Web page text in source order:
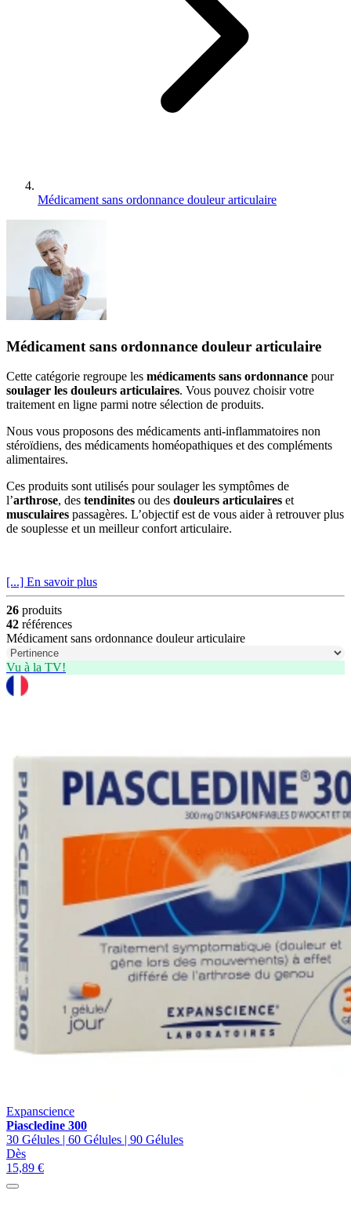
Médicament sans ordonnance douleur articulaire
Médicament sans ordonnance douleur articulaire
Cette catégorie regroupe les médicaments sans ordonnance pour
soulager les douleurs articulaires. Vous pouvez choisir votre
traitement en ligne parmi notre sélection de produits.
Nous vous proposons des médicaments anti-inflammatoires non
stéroïdiens, des médicaments homéopathiques et des compléments
alimentaires.
Ces produits sont utilisés pour soulager les symptômes de
l’arthrose, des tendinites ou des douleurs articulaires et
musculaires passagères. L’objectif est de vous aider à retrouver plus
de souplesse et un meilleur confort articulaire.
[...] En savoir plus
26 produits
42 références
Médicament sans ordonnance douleur articulaire
Vu à la TV!
Expanscience
Piascledine 300
30 Gélules | 60 Gélules | 90 Gélules
Dès
15,89 €